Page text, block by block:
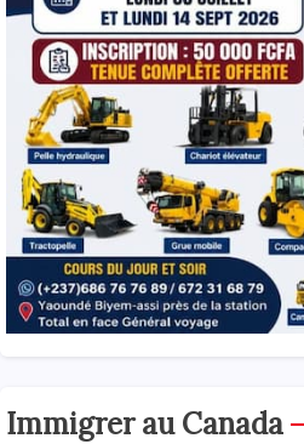
Immigrer au Canada